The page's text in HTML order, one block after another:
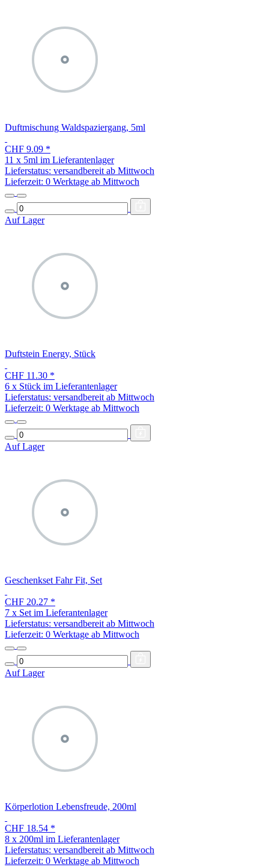
Duftmischung Waldspaziergang, 5ml
CHF 9.09 *
11 x 5ml im Lieferantenlager
Lieferstatus: versandbereit ab Mittwoch
Lieferzeit: 0 Werktage ab Mittwoch
Auf Lager
Duftstein Energy, Stück
CHF 11.30 *
6 x Stück im Lieferantenlager
Lieferstatus: versandbereit ab Mittwoch
Lieferzeit: 0 Werktage ab Mittwoch
Auf Lager
Geschenkset Fahr Fit, Set
CHF 20.27 *
7 x Set im Lieferantenlager
Lieferstatus: versandbereit ab Mittwoch
Lieferzeit: 0 Werktage ab Mittwoch
Auf Lager
Körperlotion Lebensfreude, 200ml
CHF 18.54 *
8 x 200ml im Lieferantenlager
Lieferstatus: versandbereit ab Mittwoch
Lieferzeit: 0 Werktage ab Mittwoch